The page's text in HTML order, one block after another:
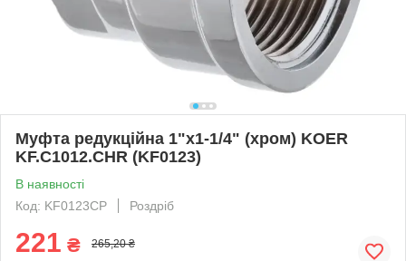
Муфта редукційна 1"х1-1/4" (хром) KOER
KF.C1012.CHR (KF0123)
В наявності
Код: KF0123CP
Роздріб
221 ₴ 265,20 ₴